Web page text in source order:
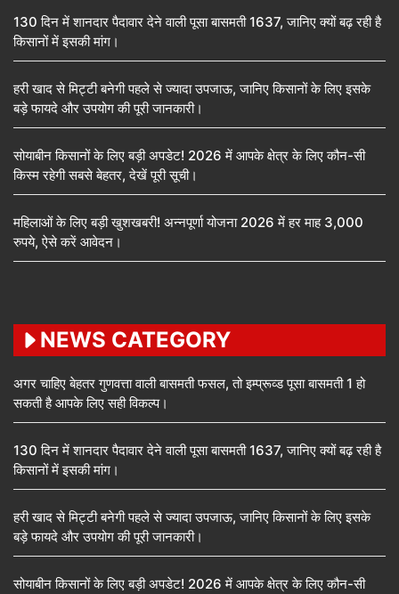
130 दिन में शानदार पैदावार देने वाली पूसा बासमती 1637, जानिए क्यों बढ़ रही है
किसानों में इसकी मांग।
हरी खाद से मिट्टी बनेगी पहले से ज्यादा उपजाऊ, जानिए किसानों के लिए इसके
बड़े फायदे और उपयोग की पूरी जानकारी।
सोयाबीन किसानों के लिए बड़ी अपडेट! 2026 में आपके क्षेत्र के लिए कौन-सी
किस्म रहेगी सबसे बेहतर, देखें पूरी सूची।
महिलाओं के लिए बड़ी खुशखबरी! अन्नपूर्णा योजना 2026 में हर माह 3,000
रुपये, ऐसे करें आवेदन।
NEWS CATEGORY
अगर चाहिए बेहतर गुणवत्ता वाली बासमती फसल, तो इम्प्रूव्ड पूसा बासमती 1 हो
सकती है आपके लिए सही विकल्प।
130 दिन में शानदार पैदावार देने वाली पूसा बासमती 1637, जानिए क्यों बढ़ रही है
किसानों में इसकी मांग।
हरी खाद से मिट्टी बनेगी पहले से ज्यादा उपजाऊ, जानिए किसानों के लिए इसके
बड़े फायदे और उपयोग की पूरी जानकारी।
सोयाबीन किसानों के लिए बड़ी अपडेट! 2026 में आपके क्षेत्र के लिए कौन-सी